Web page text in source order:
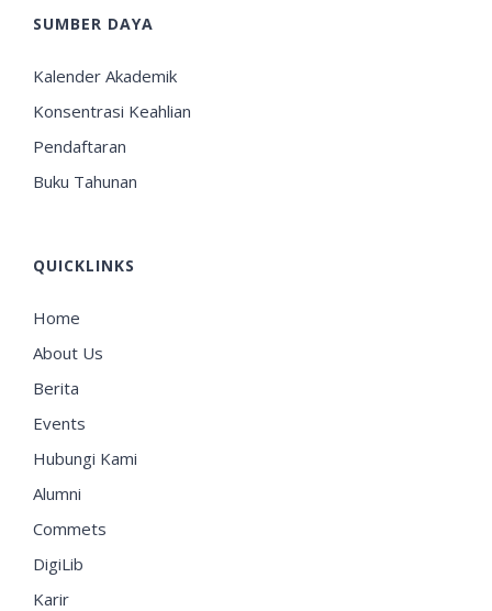
SUMBER DAYA
Kalender Akademik
Konsentrasi Keahlian
Pendaftaran
Buku Tahunan
QUICKLINKS
Home
About Us
Berita
Events
Hubungi Kami
Alumni
Commets
DigiLib
Karir